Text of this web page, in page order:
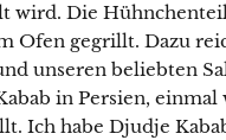
wird. Die
Ofen gegrillt. Dazu
unseren beliebten
in Persien,
Ich habe Djudje